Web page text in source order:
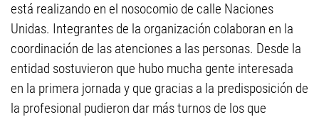
está realizando en el nosocomio de calle Naciones
Unidas. Integrantes de la organización colaboran en la
coordinación de las atenciones a las personas. Desde la
entidad sostuvieron que hubo mucha gente interesada
en la primera jornada y que gracias a la predisposición de
la profesional pudieron dar más turnos de los que